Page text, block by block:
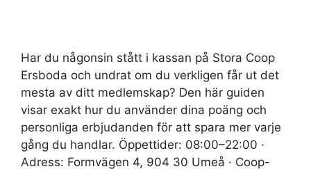
Har du någonsin stått i kassan på Stora Coop
Ersboda och undrat om du verkligen får ut det
mesta av ditt medlemskap? Den här guiden
visar exakt hur du använder dina poäng och
personliga erbjudanden för att spara mer varje
gång du handlar. Öppettider: 08:00–22:00 ·
Adress: Formvägen 4, 904 30 Umeå · Coop-